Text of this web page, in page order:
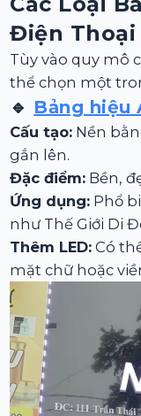
Điện Thoại
Tùy vào quy mô
thể chọn một
🔹 Bảng hiệu
Cấu tạo: Nền
gắn lên.
Đặc điểm: Bền,
Ứng dụng: Phổ
như Thế Giới Di
Thêm LED: Có
mặt chữ hoặc